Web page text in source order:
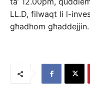
LL.D, filwaqt li l-
għadhom għaddejjin.